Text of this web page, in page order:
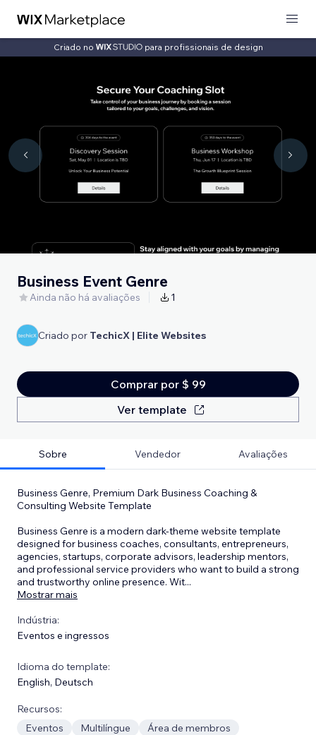
Criado no para profissionais de design
Business Event Genre
Ainda não há avaliações 1
Criado por TechicX | Elite Websites
Comprar por $ 99
Ver template
Sobre Vendedor Avaliações
Business Genre, Premium Dark Business Coaching &
Consulting Website Template
Business Genre is a modern dark-theme website template
designed for business coaches, consultants, entrepreneurs,
agencies, startups, corporate advisors, leadership mentors,
and professional service providers who want to build a strong
and trustworthy online presence. Wit...
Mostrar mais
Indústria:
Eventos e ingressos
Idioma do template:
English, Deutsch
Recursos:
Eventos
Multilíngue
Área de membros